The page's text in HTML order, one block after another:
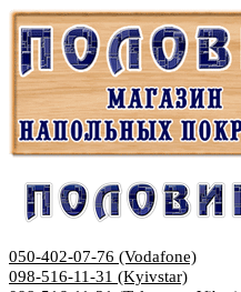
050-402-07-76 (Vodafone)
098-516-11-31 (Kyivstar)